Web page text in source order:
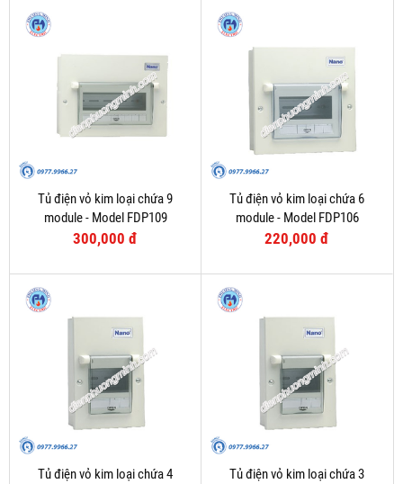
Tủ điện vỏ kim loại chứa 9
module - Model FDP109
300,000 đ
Tủ điện vỏ kim loại chứa 6
module - Model FDP106
220,000 đ
Tủ điện vỏ kim loại chứa 4
Tủ điện vỏ kim loại chứa 3